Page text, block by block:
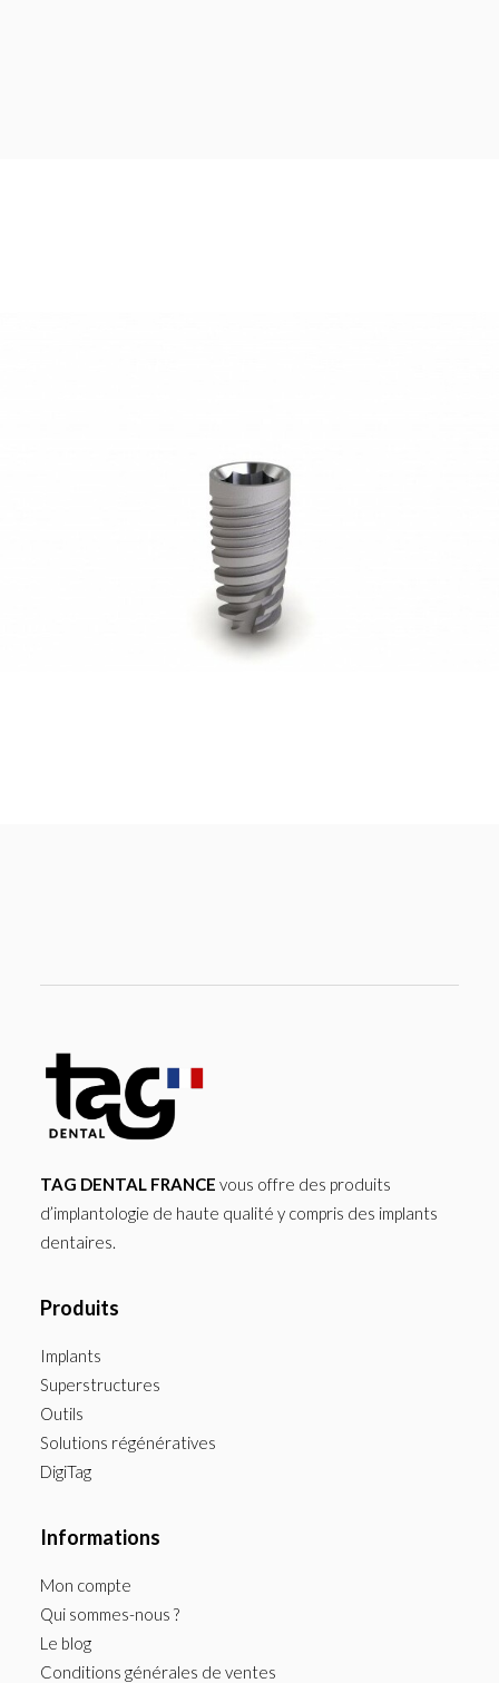
Ajouter au panier
TAG DENTAL FRANCE vous offre des produits
d’implantologie de haute qualité y compris des implants
dentaires.
Produits
Implants
Superstructures
Outils
Solutions régénératives
DigiTag
Informations
Mon compte
Qui sommes-nous ?
Le blog
Conditions générales de ventes